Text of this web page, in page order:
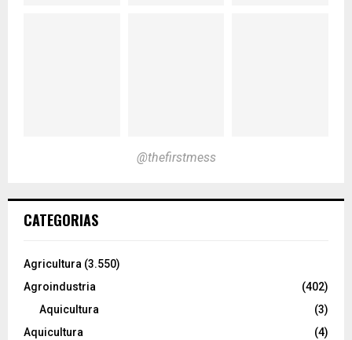
@thefirstmess
CATEGORIAS
Agricultura (3.550)
Agroindustria
(402)
Aquicultura
(3)
Aquicultura
(4)